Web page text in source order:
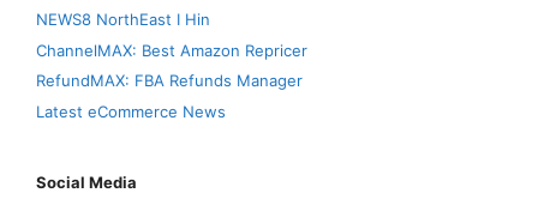
NEWS8 NorthEast I Hin
ChannelMAX: Best Amazon Repricer
RefundMAX: FBA Refunds Manager
Latest eCommerce News
Social Media